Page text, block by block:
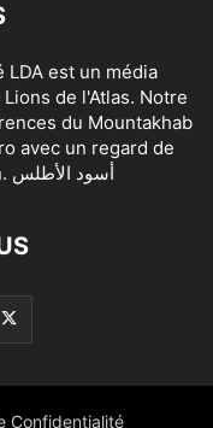
LDA est un média
de l'Atlas. Notre
du Mountakhab
360° sur le sport Marocain. أسود الأطلس
Confidentialité